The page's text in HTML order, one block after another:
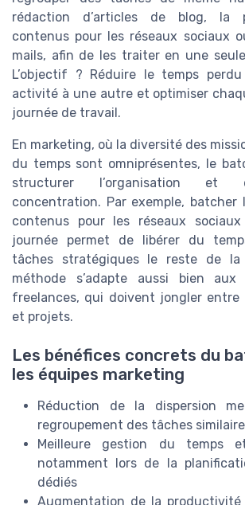
rédaction d’articles de blog, la
contenus pour les réseaux sociaux
mails, afin de les traiter en une
L’objectif ? Réduire le temps
activité à une autre et optimiser
journée de travail.
En marketing, où la diversité des
du temps sont omniprésentes, le
structurer l’organisation et
concentration. Par exemple, batcher
contenus pour les réseaux
journée permet de libérer du
tâches stratégiques le reste de la
méthode s’adapte aussi bien aux
freelances, qui doivent jongler entre
et projets.
Les bénéfices concrets du
les équipes marketing
Réduction de la dispersion
regroupement des tâches
Meilleure gestion du temps
notamment lors de la
dédiés
Augmentation de la